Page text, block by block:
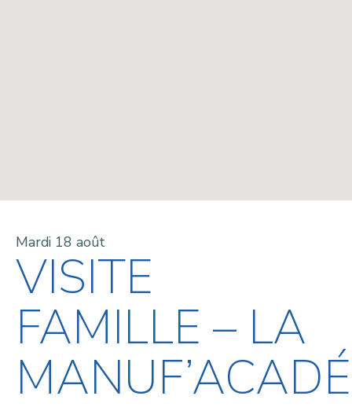
Mardi 18 août
VISITE
FAMILLE – LA